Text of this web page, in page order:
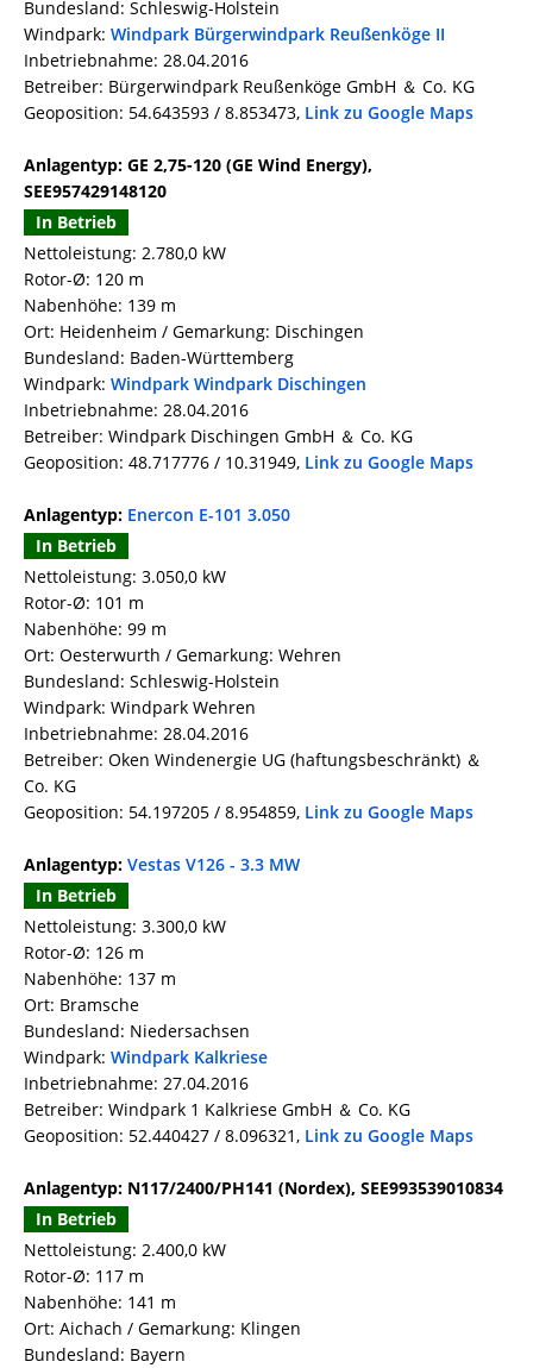
Bundesland: Schleswig-Holstein
Windpark: Windpark Bürgerwindpark Reußenköge II
Inbetriebnahme: 28.04.2016
Betreiber: Bürgerwindpark Reußenköge GmbH ＆ Co. KG
Geoposition: 54.643593 / 8.853473, Link zu Google Maps
Anlagentyp: GE 2,75-120 (GE Wind Energy),
SEE957429148120
In Betrieb
Nettoleistung: 2.780,0 kW
Rotor-Ø: 120 m
Nabenhöhe: 139 m
Ort: Heidenheim / Gemarkung: Dischingen
Bundesland: Baden-Württemberg
Windpark: Windpark Windpark Dischingen
Inbetriebnahme: 28.04.2016
Betreiber: Windpark Dischingen GmbH ＆ Co. KG
Geoposition: 48.717776 / 10.31949, Link zu Google Maps
Anlagentyp: Enercon E-101 3.050
In Betrieb
Nettoleistung: 3.050,0 kW
Rotor-Ø: 101 m
Nabenhöhe: 99 m
Ort: Oesterwurth / Gemarkung: Wehren
Bundesland: Schleswig-Holstein
Windpark: Windpark Wehren
Inbetriebnahme: 28.04.2016
Betreiber: Oken Windenergie UG (haftungsbeschränkt) ＆
Co. KG
Geoposition: 54.197205 / 8.954859, Link zu Google Maps
Anlagentyp: Vestas V126 - 3.3 MW
In Betrieb
Nettoleistung: 3.300,0 kW
Rotor-Ø: 126 m
Nabenhöhe: 137 m
Ort: Bramsche
Bundesland: Niedersachsen
Windpark: Windpark Kalkriese
Inbetriebnahme: 27.04.2016
Betreiber: Windpark 1 Kalkriese GmbH ＆ Co. KG
Geoposition: 52.440427 / 8.096321, Link zu Google Maps
Anlagentyp: N117/2400/PH141 (Nordex), SEE993539010834
In Betrieb
Nettoleistung: 2.400,0 kW
Rotor-Ø: 117 m
Nabenhöhe: 141 m
Ort: Aichach / Gemarkung: Klingen
Bundesland: Bayern